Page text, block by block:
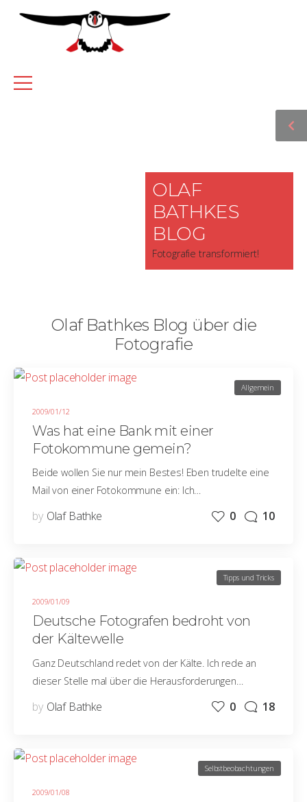
OLAF
BATHKES
BLOG
Fotografie transformiert!
Olaf Bathkes Blog über die
Fotografie
2009/01/12
Allgemein
Was hat eine Bank mit einer
Fotokommune gemein?
Beide wollen Sie nur mein Bestes! Eben trudelte eine
Mail von einer Fotokommune ein: Ich…
by Olaf Bathke 0 10
2009/01/09
Tipps und Tricks
Deutsche Fotografen bedroht von
der Kältewelle
Ganz Deutschland redet von der Kälte. Ich rede an
dieser Stelle mal über die Herausforderungen…
by Olaf Bathke 0 18
2009/01/08
Selbstbeobachtungen